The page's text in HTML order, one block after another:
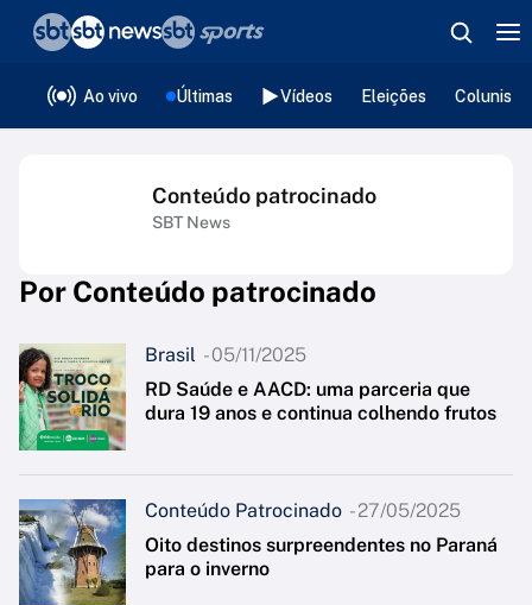
Ao vivo Últimas Vídeos Eleições
Vídeos Brasil Economia
Conteúdo patrocinado
SBT News
Por Conteúdo patrocinado
Brasil - 05/11/2025
RD Saúde e AACD: uma parceria que
dura 19 anos e continua colhendo frutos
Conteúdo Patrocinado - 27/05/2025
Oito destinos surpreendentes no Paraná
para o inverno
❮voltar
Editorias